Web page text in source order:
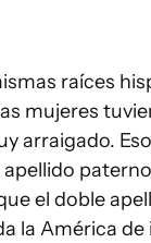
raíces
mujeres
arraigado.
el doble
la América de